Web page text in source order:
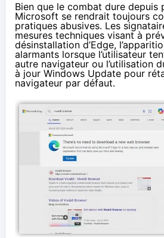
Bien que le combat dure depuis
Microsoft se rendrait toujours
pratiques abusives. Les
mesures techniques visant à
désinstallation d’Edge,
alarmants lorsque l’utilisateur
autre navigateur ou l’utilisation
à jour Windows Update pour
navigateur par défaut.